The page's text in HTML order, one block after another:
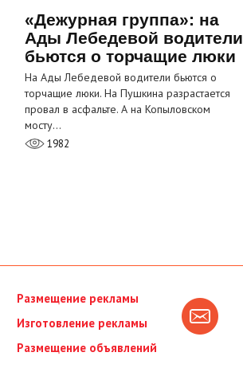
«Дежурная группа»: на
Ады Лебедевой водители
бьются о торчащие люки
На Ады Лебедевой водители бьются о
торчащие люки. На Пушкина разрастается
провал в асфальте. А на Копыловском
мосту…
1982
Размещение рекламы
Изготовление рекламы
Размещение объявлений